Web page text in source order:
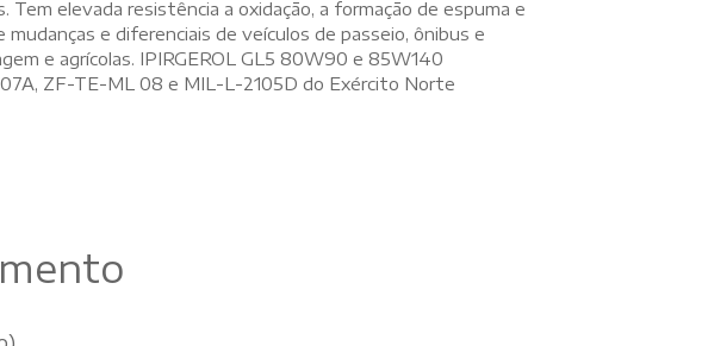
elevada resistência a oxidação, a formação de espuma e
mudanças e diferenciais de veículos de passeio, ônibus e
e agrícolas. IPIRGEROL GL5 80W90 e 85W140
ZF-TE-ML 08 e MIL-L-2105D do Exército Norte